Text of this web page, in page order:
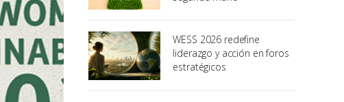
WESS 2026 redefine
liderazgo y acción en foros
estratégicos